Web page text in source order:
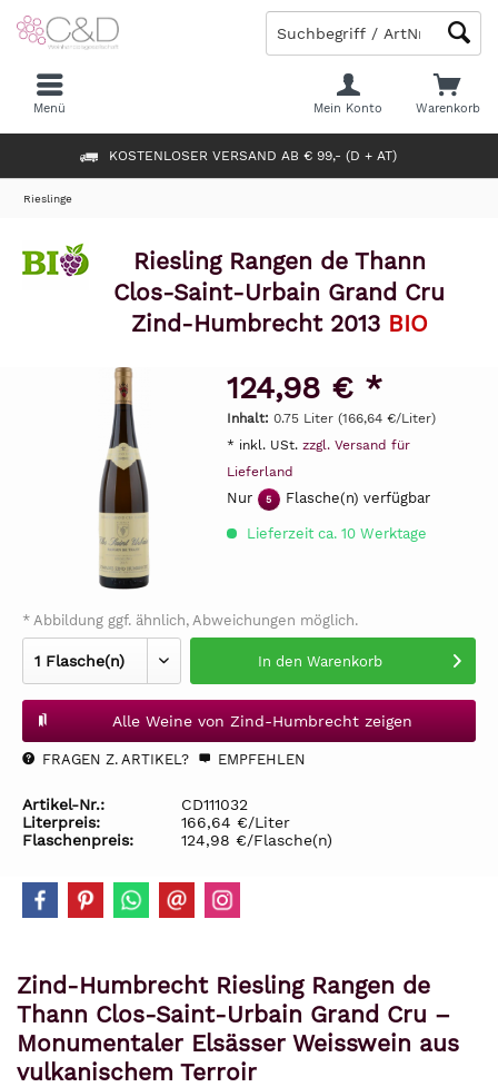
KOSTENLOSER VERSAND AB € 99,- (D + AT)
Warenkorb
Mein Konto
Menü
Rieslinge
Riesling Rangen de Thann
Clos-Saint-Urbain Grand Cru
Zind-Humbrecht 2013 BIO
124,98 € *
Inhalt: 0.75 Liter (166,64 €/Liter)
* inkl. USt. zzgl. Versand für
Lieferland
Nur 5 Flasche(n) verfügbar
Lieferzeit ca. 10 Werktage
* Abbildung ggf. ähnlich, Abweichungen möglich.
In den Warenkorb
Alle Weine von Zind-Humbrecht zeigen
FRAGEN Z. ARTIKEL? EMPFEHLEN
Artikel-Nr.:
CD111032
Literpreis:
166,64 €/Liter
Flaschenpreis:
124,98 €/Flasche(n)
Zind-Humbrecht Riesling Rangen de
Thann Clos-Saint-Urbain Grand Cru –
Monumentaler Elsässer Weisswein aus
vulkanischem Terroir